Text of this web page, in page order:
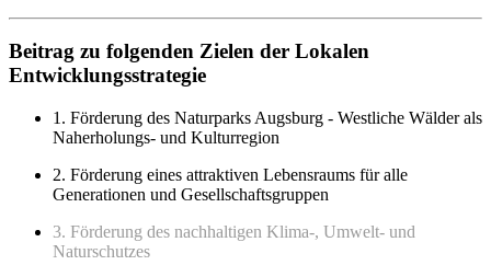
Beitrag zu folgenden Zielen der Lokalen
Entwicklungsstrategie
1. Förderung des Naturparks Augsburg - Westliche Wälder als
Naherholungs- und Kulturregion
2. Förderung eines attraktiven Lebensraums für alle
Generationen und Gesellschaftsgruppen
3. Förderung des nachhaltigen Klima-, Umwelt- und
Naturschutzes